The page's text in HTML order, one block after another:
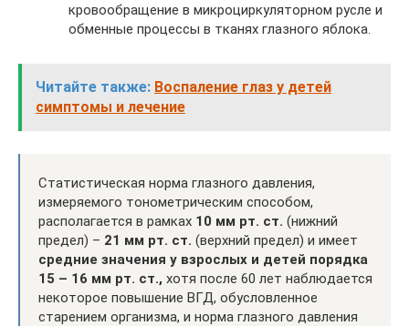
кровообращение в микроциркуляторном русле и
обменные процессы в тканях глазного яблока.
Читайте также: Воспаление глаз у детей
симптомы и лечение
Статистическая норма глазного давления,
измеряемого тонометрическим способом,
располагается в рамках 10 мм рт. ст. (нижний
предел) – 21 мм рт. ст. (верхний предел) и имеет
средние значения у взрослых и детей порядка
15 – 16 мм рт. ст., хотя после 60 лет наблюдается
некоторое повышение ВГД, обусловленное
старением организма, и норма глазного давления